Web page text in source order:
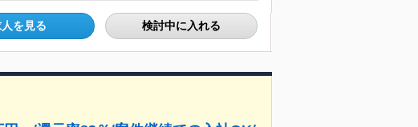
を見る 検討中に入れる